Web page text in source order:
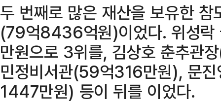
두 번째로 많은 재산을 보유한
(79억8436억원)이었다. 위성
만원으로 3위를, 김상호 춘추관
민정비서관(59억316만원), 문
1447만원) 등이 뒤를 이었다.